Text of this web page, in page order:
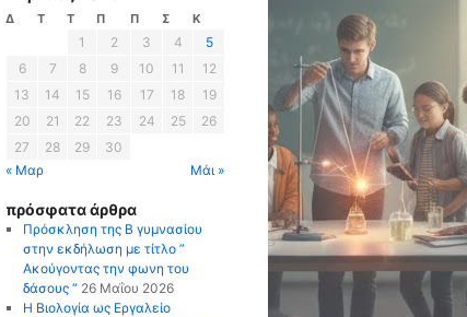
Δ Τ Τ Π Π Σ Κ
1 2 3 4
5
6
7 8 9 10 11
12
13
14 15 16 17 18
19
20
21 22 23 24 25
26
27
28 29
30
« Μαρ
Μάι »
πρόσφατα άρθρα
Πρόσκληση της Β γυμνασίου
στην εκδήλωση με τίτλο ”
Ακούγοντας την φωνη του
δάσους “ 26 Μαΐου 2026
Η Βιολογία ως Εργαλείο